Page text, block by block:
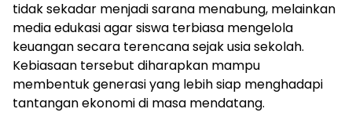
tidak sekadar menjadi sarana menabung, melainkan
media edukasi agar siswa terbiasa mengelola
keuangan secara terencana sejak usia sekolah.
Kebiasaan tersebut diharapkan mampu
membentuk generasi yang lebih siap menghadapi
tantangan ekonomi di masa mendatang.